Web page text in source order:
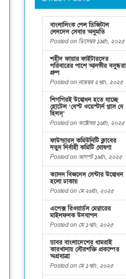
বাংলালিংক পেল ডিজিটাল
লেনদেন সেবার অনুমতি
Posted on ডিসেম্বর ১৯th, ২০২৫
শহীদ ফায়ার ফাইটারদের
পরিবারের পাশে আনভীর বসুন্ধরা
গ্রুপ
Posted on নভেম্বর ২৭th, ২০২৫
শিগগিরই উদ্বোধন হতে যাচ্ছে
হোটেল ‘বেস্ট ওয়েস্টার্ন প্লাস বে
হিলস্’
Posted on অক্টোবর ১৬th, ২০২৫
ফাউন্ডারস কমিউনিটি ক্লাবের
নতুন নির্বাহী কমিটি ঘোষণা
Posted on আগস্ট ১৯th, ২০২৫
ক্যানন বিজনেস সেন্টার উদ্বোধন
হলো ঢাকায়
Posted on মে ২৮th, ২০২৫
এপেক্স রিওয়ার্ডস মেম্বারের
মাইলফলক উদযাপন
Posted on মে ১৭th, ২০২৫
ডাবর বাংলাদেশের ধামরাই
কারখানায় সৌরশক্তি প্রকল্পের
অগ্রযাত্রা
Posted on মে ১৭th, ২০২৫